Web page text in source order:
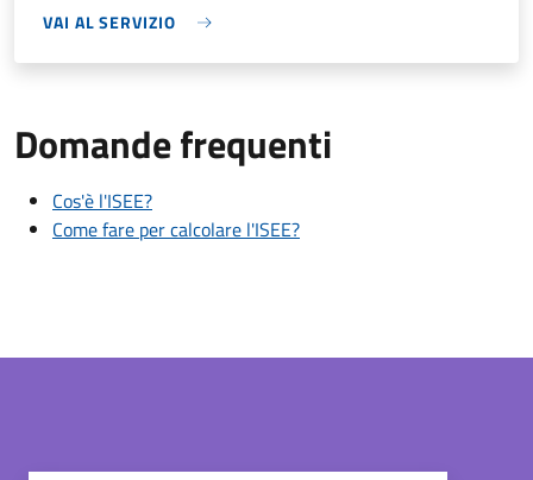
VAI AL SERVIZIO
Domande frequenti
Cos'è l'ISEE?
Come fare per calcolare l'ISEE?